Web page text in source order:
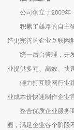
公司创立于2009年
积累了雄厚的自主
造更完善的企业互联网
统一后台管理，开
业提供多元、高效、快
倾力打互联网行业
业成本价快速制作企业
整合优质企业服务
圈，满足企业各个阶段